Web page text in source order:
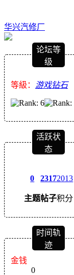
华兴汽修厂
论坛等
级
等級： 游戏钻石
活跃状
态
0
主题
2317
帖子
2013
积分
时间轨
迹
金钱
0